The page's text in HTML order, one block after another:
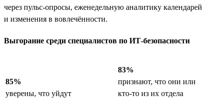
через пульс-опросы, еженедельную аналитику календарей
и изменения в вовлечённости.
Выгорание среди специалистов по ИТ-безопасности
85%
уверены, что уйдут
83%
признают, что они или
кто-то из их отдела